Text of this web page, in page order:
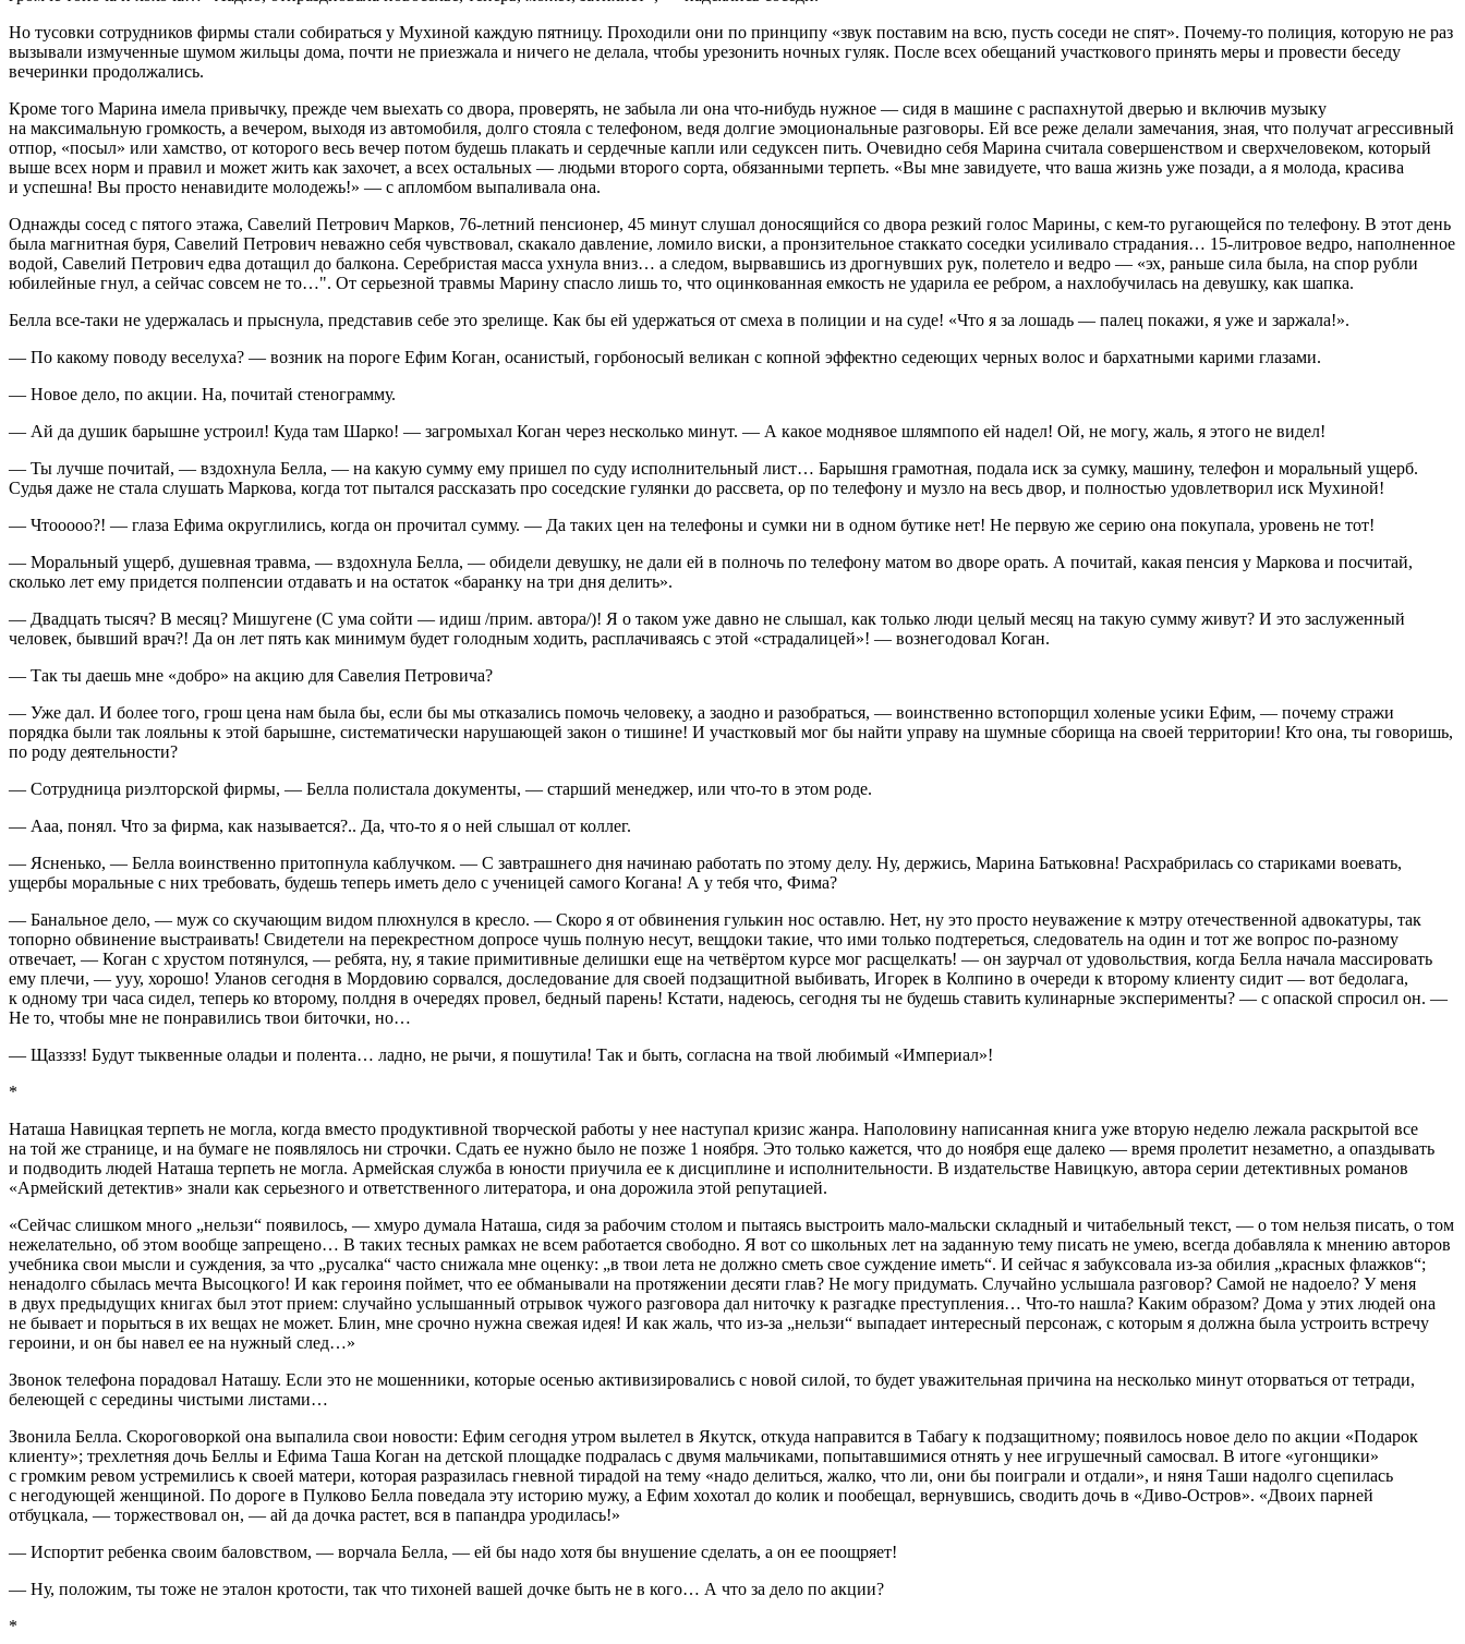
Но тусовки сотрудников фирмы стали собираться у Мухиной каждую пятницу. Проходили они по принципу «звук поставим на всю, пусть соседи не спят». Почему-то полиция, которую не раз
вызывали измученные шумом жильцы дома, почти не приезжала и ничего не делала, чтобы урезонить ночных гуляк. После всех обещаний участкового принять меры и провести беседу
вечеринки продолжались.
Кроме того Марина имела привычку, прежде чем выехать со двора, проверять, не забыла ли она что-нибудь нужное — сидя в машине с распахнутой дверью и включив музыку
на максимальную громкость, а вечером, выходя из автомобиля, долго стояла с телефоном, ведя долгие эмоциональные разговоры. Ей все реже делали замечания, зная, что получат агрессивный
отпор, «посыл» или хамство, от которого весь вечер потом будешь плакать и сердечные капли или седуксен пить. Очевидно себя Марина считала совершенством и сверхчеловеком, который
выше всех норм и правил и может жить как захочет, а всех остальных — людьми второго сорта, обязанными терпеть. «Вы мне завидуете, что ваша жизнь уже позади, а я молода, красива
и успешна! Вы просто ненавидите молодежь!» — с апломбом выпаливала она.
Однажды сосед с пятого этажа, Савелий Петрович Марков, 76-летний пенсионер, 45 минут слушал доносящийся со двора резкий голос Марины, с кем-то ругающейся по телефону. В этот день
была магнитная буря, Савелий Петрович неважно себя чувствовал, скакало давление, ломило виски, а пронзительное стаккато соседки усиливало страдания… 15-литровое ведро, наполненное
водой, Савелий Петрович едва дотащил до балкона. Серебристая масса ухнула вниз… а следом, вырвавшись из дрогнувших рук, полетело и ведро — «эх, раньше сила была, на спор рубли
юбилейные гнул, а сейчас совсем не то…". От серьезной травмы Марину спасло лишь то, что оцинкованная емкость не ударила ее ребром, а нахлобучилась на девушку, как шапка.
Белла все-таки не удержалась и прыснула, представив себе это зрелище. Как бы ей удержаться от смеха в полиции и на суде! «Что я за лошадь — палец покажи, я уже и заржала!».
— По какому поводу веселуха? — возник на пороге Ефим Коган, осанистый, горбоносый великан с копной эффектно седеющих черных волос и бархатными карими глазами.
— Новое дело, по акции. На, почитай стенограмму.
— Ай да душик барышне устроил! Куда там Шарко! — загромыхал Коган через несколько минут. — А какое моднявое шлямпопо ей надел! Ой, не могу, жаль, я этого не видел!
— Ты лучше почитай, — вздохнула Белла, — на какую сумму ему пришел по суду исполнительный лист… Барышня грамотная, подала иск за сумку, машину, телефон и моральный ущерб.
Судья даже не стала слушать Маркова, когда тот пытался рассказать про соседские гулянки до рассвета, ор по телефону и музло на весь двор, и полностью удовлетворил иск Мухиной!
— Чтооооо?! — глаза Ефима округлились, когда он прочитал сумму. — Да таких цен на телефоны и сумки ни в одном бутике нет! Не первую же серию она покупала, уровень не тот!
— Моральный ущерб, душевная травма, — вздохнула Белла, — обидели девушку, не дали ей в полночь по телефону матом во дворе орать. А почитай, какая пенсия у Маркова и посчитай,
сколько лет ему придется полпенсии отдавать и на остаток «баранку на три дня делить».
— Двадцать тысяч? В месяц? Мишугене (С ума сойти — идиш /прим. автора/)! Я о таком уже давно не слышал, как только люди целый месяц на такую сумму живут? И это заслуженный
человек, бывший врач?! Да он лет пять как минимум будет голодным ходить, расплачиваясь с этой «страдалицей»! — вознегодовал Коган.
— Так ты даешь мне «добро» на акцию для Савелия Петровича?
— Уже дал. И более того, грош цена нам была бы, если бы мы отказались помочь человеку, а заодно и разобраться, — воинственно встопорщил холеные усики Ефим, — почему стражи
порядка были так лояльны к этой барышне, систематически нарушающей закон о тишине! И участковый мог бы найти управу на шумные сборища на своей территории! Кто она, ты говоришь,
по роду деятельности?
— Сотрудница риэлторской фирмы, — Белла полистала документы, — старший менеджер, или что-то в этом роде.
— Ааа, понял. Что за фирма, как называется?.. Да, что-то я о ней слышал от коллег.
— Ясненько, — Белла воинственно притопнула каблучком. — С завтрашнего дня начинаю работать по этому делу. Ну, держись, Марина Батьковна! Расхрабрилась со стариками воевать,
ущербы моральные с них требовать, будешь теперь иметь дело с ученицей самого Когана! А у тебя что, Фима?
— Банальное дело, — муж со скучающим видом плюхнулся в кресло. — Скоро я от обвинения гулькин нос оставлю. Нет, ну это просто неуважение к мэтру отечественной адвокатуры, так
топорно обвинение выстраивать! Свидетели на перекрестном допросе чушь полную несут, вещдоки такие, что ими только подтереться, следователь на один и тот же вопрос по-разному
отвечает, — Коган с хрустом потянулся, — ребята, ну, я такие примитивные делишки еще на четвёртом курсе мог расщелкать! — он заурчал от удовольствия, когда Белла начала массировать
ему плечи, — ууу, хорошо! Уланов сегодня в Мордовию сорвался, доследование для своей подзащитной выбивать, Игорек в Колпино в очереди к второму клиенту сидит — вот бедолага,
к одному три часа сидел, теперь ко второму, полдня в очередях провел, бедный парень! Кстати, надеюсь, сегодня ты не будешь ставить кулинарные эксперименты? — с опаской спросил он. —
Не то, чтобы мне не понравились твои биточки, но…
— Щазззз! Будут тыквенные оладьи и полента… ладно, не рычи, я пошутила! Так и быть, согласна на твой любимый «Империал»!
*
Наташа Навицкая терпеть не могла, когда вместо продуктивной творческой работы у нее наступал кризис жанра. Наполовину написанная книга уже вторую неделю лежала раскрытой все
на той же странице, и на бумаге не появлялось ни строчки. Сдать ее нужно было не позже 1 ноября. Это только кажется, что до ноября еще далеко — время пролетит незаметно, а опаздывать
и подводить людей Наташа терпеть не могла. Армейская служба в юности приучила ее к дисциплине и исполнительности. В издательстве Навицкую, автора серии детективных романов
«Армейский детектив» знали как серьезного и ответственного литератора, и она дорожила этой репутацией.
«Сейчас слишком много „нельзи“ появилось, — хмуро думала Наташа, сидя за рабочим столом и пытаясь выстроить мало-мальски складный и читабельный текст, — о том нельзя писать, о том
нежелательно, об этом вообще запрещено… В таких тесных рамках не всем работается свободно. Я вот со школьных лет на заданную тему писать не умею, всегда добавляла к мнению авторов
учебника свои мысли и суждения, за что „русалка“ часто снижала мне оценку: „в твои лета не должно сметь свое суждение иметь“. И сейчас я забуксовала из-за обилия „красных флажков“;
ненадолго сбылась мечта Высоцкого! И как героиня поймет, что ее обманывали на протяжении десяти глав? Не могу придумать. Случайно услышала разговор? Самой не надоело? У меня
в двух предыдущих книгах был этот прием: случайно услышанный отрывок чужого разговора дал ниточку к разгадке преступления… Что-то нашла? Каким образом? Дома у этих людей она
не бывает и порыться в их вещах не может. Блин, мне срочно нужна свежая идея! И как жаль, что из-за „нельзи“ выпадает интересный персонаж, с которым я должна была устроить встречу
героини, и он бы навел ее на нужный след…»
Звонок телефона порадовал Наташу. Если это не мошенники, которые осенью активизировались с новой силой, то будет уважительная причина на несколько минут оторваться от тетради,
белеющей с середины чистыми листами…
Звонила Белла. Скороговоркой она выпалила свои новости: Ефим сегодня утром вылетел в Якутск, откуда направится в Табагу к подзащитному; появилось новое дело по акции «Подарок
клиенту»; трехлетняя дочь Беллы и Ефима Таша Коган на детской площадке подралась с двумя мальчиками, попытавшимися отнять у нее игрушечный самосвал. В итоге «угонщики»
с громким ревом устремились к своей матери, которая разразилась гневной тирадой на тему «надо делиться, жалко, что ли, они бы поиграли и отдали», и няня Таши надолго сцепилась
с негодующей женщиной. По дороге в Пулково Белла поведала эту историю мужу, а Ефим хохотал до колик и пообещал, вернувшись, сводить дочь в «Диво-Остров». «Двоих парней
отбуцкала, — торжествовал он, — ай да дочка растет, вся в папандра уродилась!»
— Испортит ребенка своим баловством, — ворчала Белла, — ей бы надо хотя бы внушение сделать, а он ее поощряет!
— Ну, положим, ты тоже не эталон кротости, так что тихоней вашей дочке быть не в кого… А что за дело по акции?
*